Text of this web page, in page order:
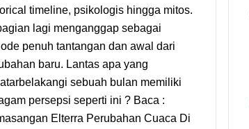
timeline, psikologis hingga mitos.
lagi menganggap sebagai
penuh tantangan dan awal dari
baru. Lantas apa yang
sebuah bulan memiliki
persepsi seperti ini ? Baca :
Elterra Perubahan Cuaca Di